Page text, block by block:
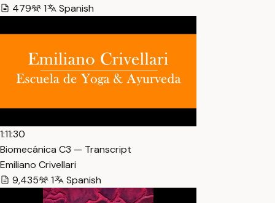
479
1 Spanish
1:11:30
Biomecánica C3 — Transcript
Emiliano Crivellari
9,435
1 Spanish